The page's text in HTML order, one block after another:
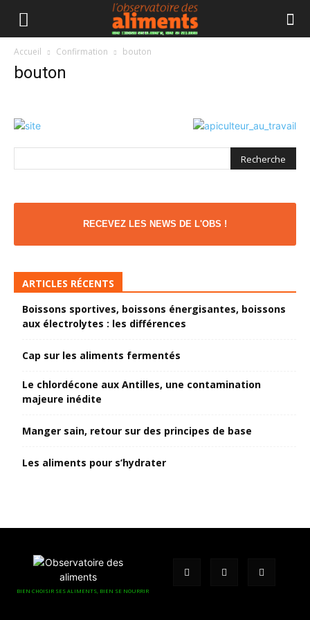
Accueil Confirmation bouton
bouton
RECEVEZ LES NEWS DE L'OBS !
ARTICLES RÉCENTS
Boissons sportives, boissons énergisantes, boissons
aux électrolytes : les différences
Cap sur les aliments fermentés
Le chlordécone aux Antilles, une contamination
majeure inédite
Manger sain, retour sur des principes de base
Les aliments pour s’hydrater
BIEN CHOISIR SES ALIMENTS, BIEN SE NOURRIR